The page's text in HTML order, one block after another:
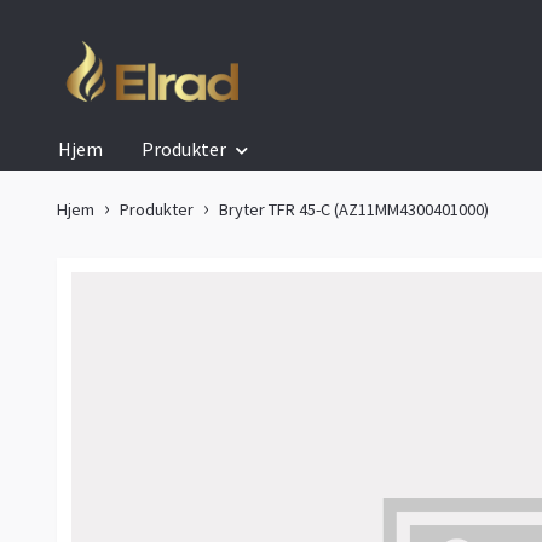
Hjem Produkter
Hjem Produkter Bryter TFR 45-C (AZ11MM4300401000)